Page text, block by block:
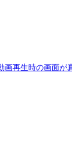
画再生時の画面が